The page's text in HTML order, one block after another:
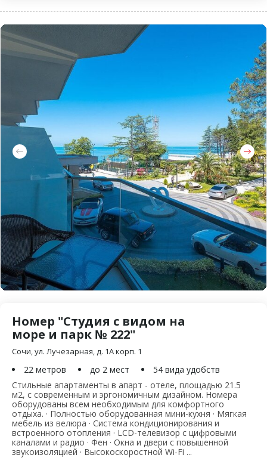
Номер "Студия с видом на
море и парк № 222"
Сочи, ул. Лучезарная, д. 1А корп. 1
22 метров до 2 мест
54 вида удобств
Стильные апартаменты в апарт - отеле, площадью 21.5
м2, с современным и эргономичным дизайном. Номера
оборудованы всем необходимым для комфортного
отдыха. · Полностью оборудованная мини-кухня · Мягкая
мебель из велюра · Система кондиционирования и
встроенного отопления · LCD-телевизор с цифровыми
каналами и радио · Фен · Окна и двери с повышенной
звукоизоляцией · Высокоскоростной Wi-Fi ...